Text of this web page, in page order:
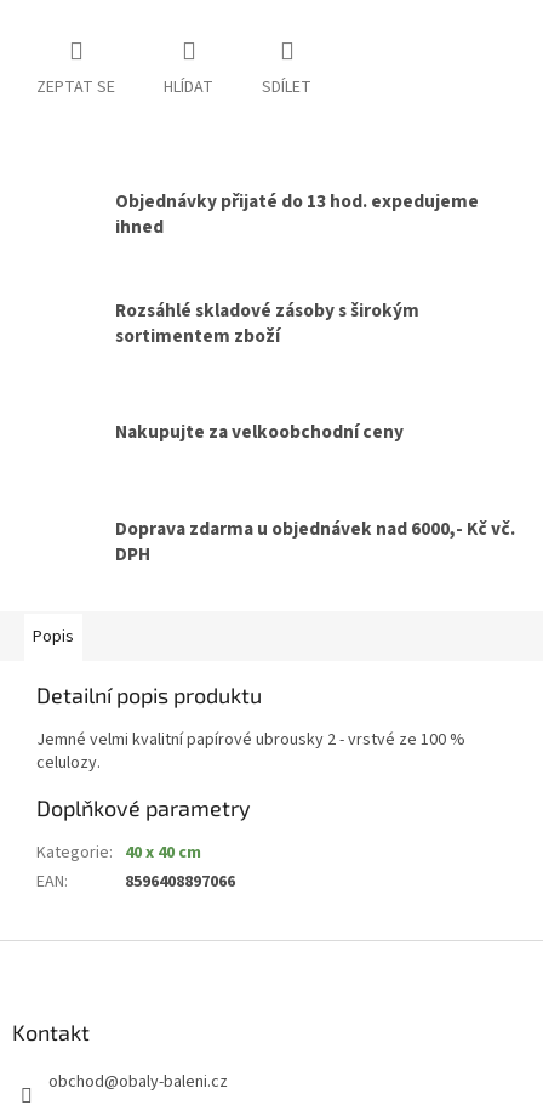
ZEPTAT SE HLÍDAT SDÍLET
Objednávky přijaté do 13 hod. expedujeme
ihned
Rozsáhlé skladové zásoby s širokým
sortimentem zboží
Nakupujte za velkoobchodní ceny
Doprava zdarma u objednávek nad 6000,- Kč vč.
DPH
Popis
Detailní popis produktu
Jemné velmi kvalitní papírové ubrousky 2 - vrstvé ze 100 %
celulozy.
Doplňkové parametry
Kategorie: 40 x 40 cm
EAN: 8596408897066
Kontakt
obchod@obaly-baleni.cz